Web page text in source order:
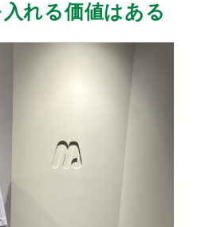
れる価値はある